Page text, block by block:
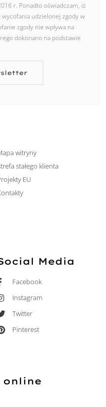
r. Ponadto oświadczam, iż
udzielonej zgody w
zgody nie wpływa na
dokonano na podstawie
witryny
stałego klienta
EU
Media
Facebook
Instagram
Twitter
Pinterest
online